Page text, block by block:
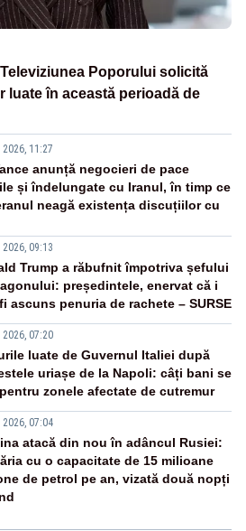
Poporului solicită
luate în această perioadă de
11:27
anunță negocieri de pace
și îndelungate cu Iranul, în timp ce
neagă existența discuțiilor cu
09:13
Trump a răbufnit împotriva șefului
președintele, enervat că i
ascuns penuria de rachete – SURSE
2026, 07:20
luate de Guvernul Italiei după
uriașe de la Napoli: câți bani se
zonele afectate de cutremur
2026, 07:04
atacă din nou în adâncul Rusiei:
cu o capacitate de 15 milioane
de petrol pe an, vizată două nopți